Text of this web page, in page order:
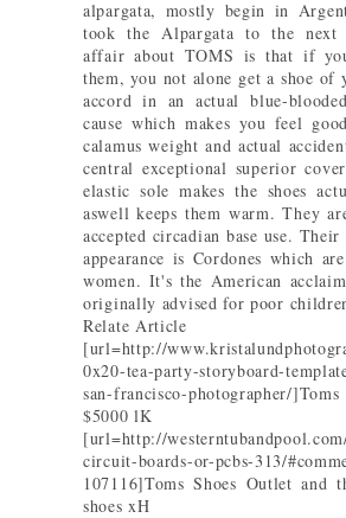
alpargata, mostly begin in
took the Alpargata to the next
affair about TOMS is that if
them, you not alone get a shoe of
accord in an actual blue-
cause which makes you feel
calamus weight and actual
central exceptional superior
elastic sole makes the shoes
aswell keeps them warm. They
accepted circadian base use.
appearance is Cordones which
women. It's the American
originally advised for poor
Relate Article
[url=http://
0x20-tea-party-storyboard-
san-francisco-photographer/
$5000 lK
[url=http://
circuit-boards-or-pcbs-313/
107116]Toms Shoes Outlet and
shoes xH